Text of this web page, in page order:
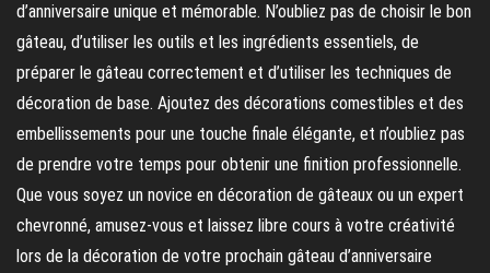
d’anniversaire unique et mémorable. N’oubliez pas de choisir le bon
gâteau, d’utiliser les outils et les ingrédients essentiels, de
préparer le gâteau correctement et d’utiliser les techniques de
décoration de base. Ajoutez des décorations comestibles et des
embellissements pour une touche finale élégante, et n’oubliez pas
de prendre votre temps pour obtenir une finition professionnelle.
Que vous soyez un novice en décoration de gâteaux ou un expert
chevronné, amusez-vous et laissez libre cours à votre créativité
lors de la décoration de votre prochain gâteau d’anniversaire